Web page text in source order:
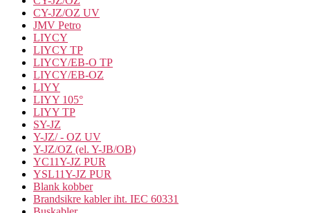
CY-JZ/OZ UV
JMV Petro
LIYCY
LIYCY TP
LIYCY/EB-O TP
LIYCY/EB-OZ
LIYY
LIYY 105°
LIYY TP
SY-JZ
Y-JZ/ - OZ UV
Y-JZ/OZ (el. Y-JB/OB)
YC11Y-JZ PUR
YSL11Y-JZ PUR
Blank kobber
Brandsikre kabler iht. IEC 60331